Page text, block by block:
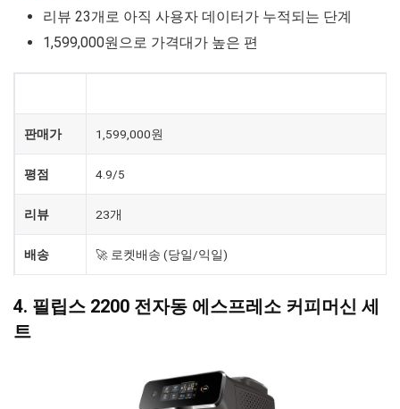
리뷰 23개로 아직 사용자 데이터가 누적되는 단계
1,599,000원으로 가격대가 높은 편
판매가 1,599,000원
평점 4.9/5
리뷰 23개
배송 🚀 로켓배송 (당일/익일)
4. 필립스 2200 전자동 에스프레소 커피머신 세
트